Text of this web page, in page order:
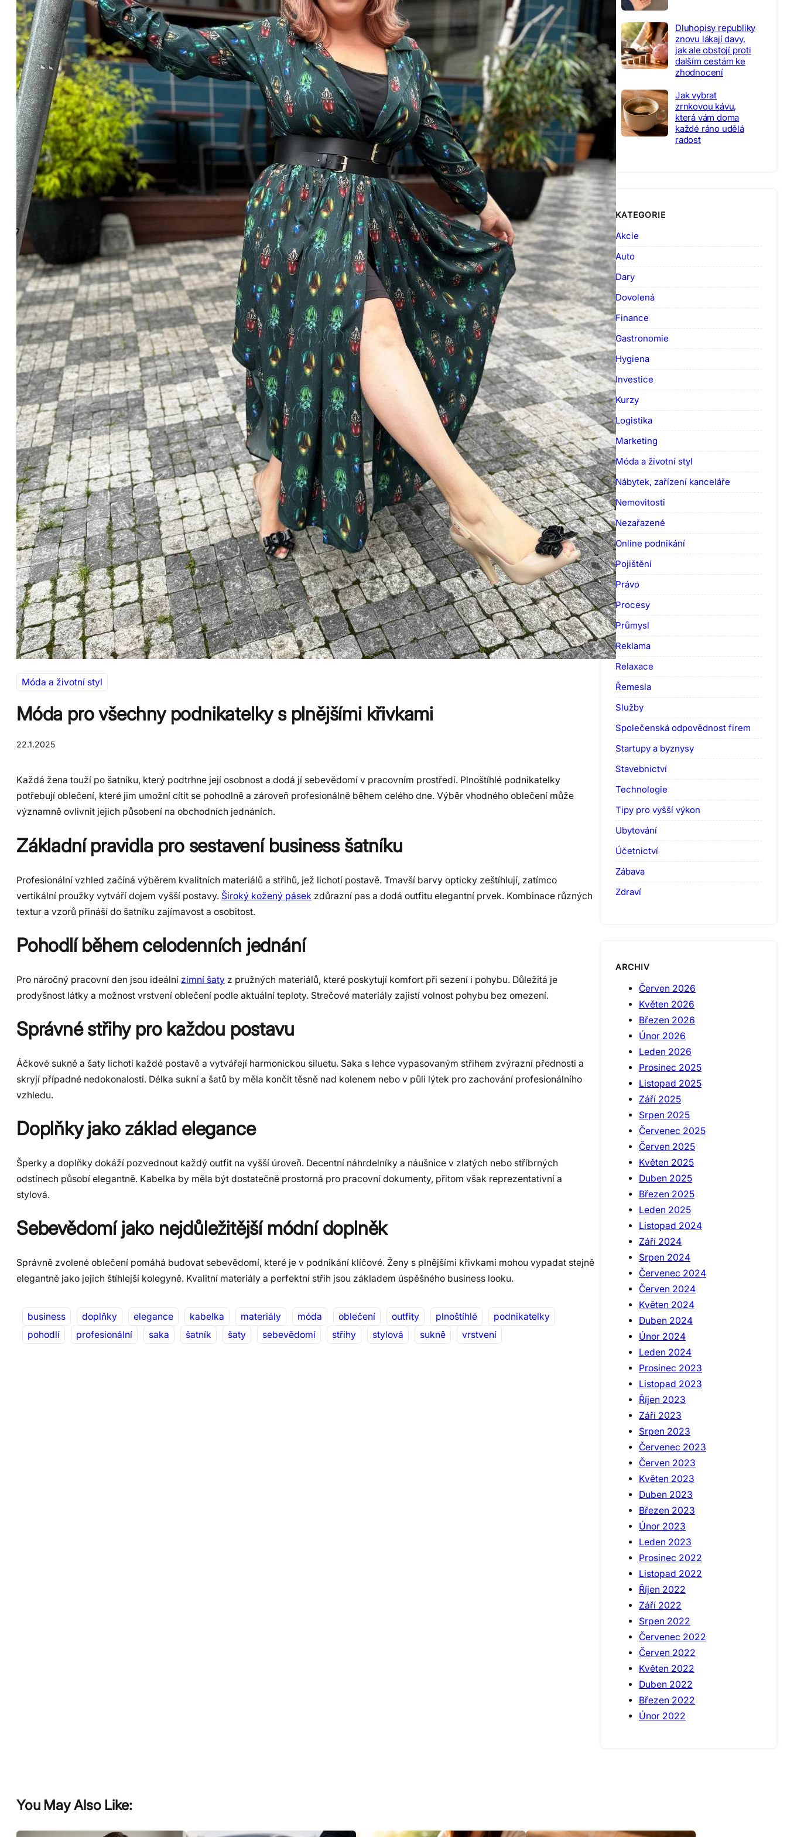
Móda a životní styl
Móda pro všechny podnikatelky s plnějšími křivkami
22.1.2025
Každá žena touží po šatníku, který podtrhne její osobnost a dodá jí sebevědomí v pracovním prostředí. Plnoštíhlé podnikatelky
potřebují oblečení, které jim umožní cítit se pohodlně a zároveň profesionálně během celého dne. Výběr vhodného oblečení může
významně ovlivnit jejich působení na obchodních jednáních.
Základní pravidla pro sestavení business šatníku
Profesionální vzhled začíná výběrem kvalitních materiálů a střihů, jež lichotí postavě. Tmavší barvy opticky zeštíhlují, zatímco
vertikální proužky vytváří dojem vyšší postavy. Široký kožený pásek zdůrazní pas a dodá outfitu elegantní prvek. Kombinace různých
textur a vzorů přináší do šatníku zajímavost a osobitost.
Pohodlí během celodenních jednání
Pro náročný pracovní den jsou ideální zimní šaty z pružných materiálů, které poskytují komfort při sezení i pohybu. Důležitá je
prodyšnost látky a možnost vrstvení oblečení podle aktuální teploty. Strečové materiály zajistí volnost pohybu bez omezení.
Správné střihy pro každou postavu
Áčkové sukně a šaty lichotí každé postavě a vytvářejí harmonickou siluetu. Saka s lehce vypasovaným střihem zvýrazní přednosti a
skryjí případné nedokonalosti. Délka sukní a šatů by měla končit těsně nad kolenem nebo v půli lýtek pro zachování profesionálního
vzhledu.
Doplňky jako základ elegance
Šperky a doplňky dokáží pozvednout každý outfit na vyšší úroveň. Decentní náhrdelníky a náušnice v zlatých nebo stříbrných
odstínech působí elegantně. Kabelka by měla být dostatečně prostorná pro pracovní dokumenty, přitom však reprezentativní a
stylová.
Sebevědomí jako nejdůležitější módní doplněk
Správně zvolené oblečení pomáhá budovat sebevědomí, které je v podnikání klíčové. Ženy s plnějšími křivkami mohou vypadat stejně
elegantně jako jejich štíhlejší kolegyně. Kvalitní materiály a perfektní střih jsou základem úspěšného business looku.
business doplňky elegance kabelka materiály móda oblečení outfity plnoštíhlé
podnikatelky
pohodlí
profesionální saka šatník šaty sebevědomí střihy stylová sukně vrstvení
Dluhopisy republiky
znovu lákají davy,
jak ale obstojí proti
dalším cestám ke
zhodnocení
Jak vybrat
zrnkovou kávu,
která vám doma
každé ráno udělá
radost
KATEGORIE
Akcie
Auto
Dary
Dovolená
Finance
Gastronomie
Hygiena
Investice
Kurzy
Logistika
Marketing
Móda a životní styl
Nábytek, zařízení kanceláře
Nemovitosti
Nezařazené
Online podnikání
Pojištění
Právo
Procesy
Průmysl
Reklama
Relaxace
Řemesla
Služby
Společenská odpovědnost firem
Startupy a byznysy
Stavebnictví
Technologie
Tipy pro vyšší výkon
Ubytování
Účetnictví
Zábava
Zdraví
ARCHIV
Červen 2026
Květen 2026
Březen 2026
Únor 2026
Leden 2026
Prosinec 2025
Listopad 2025
Září 2025
Srpen 2025
Červenec 2025
Červen 2025
Květen 2025
Duben 2025
Březen 2025
Leden 2025
Listopad 2024
Září 2024
Srpen 2024
Červenec 2024
Červen 2024
Květen 2024
Duben 2024
Únor 2024
Leden 2024
Prosinec 2023
Listopad 2023
Říjen 2023
Září 2023
Srpen 2023
Červenec 2023
Červen 2023
Květen 2023
Duben 2023
Březen 2023
Únor 2023
Leden 2023
Prosinec 2022
Listopad 2022
Říjen 2022
Září 2022
Srpen 2022
Červenec 2022
Červen 2022
Květen 2022
Duben 2022
Březen 2022
Únor 2022
You May Also Like: